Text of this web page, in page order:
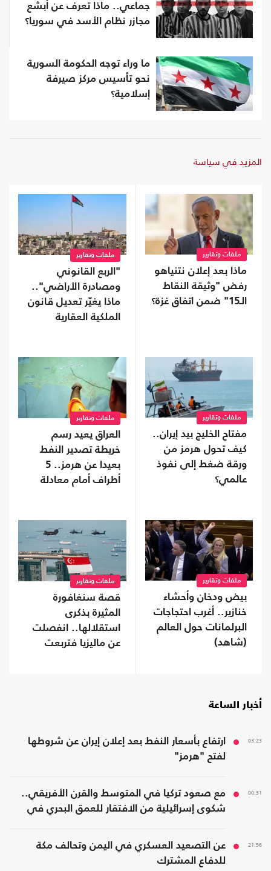
جماعي.. ماذا تعرف عن أبشع
مجازر نظام الأسد في سوريا؟
ما وراء توجه الحكومة السورية
نحو تأسيس مركز صيرفة
إسلامية؟
المزيد في سياسة
ملفات وتقارير
ماذا بعد إعلان نتنياهو
رفض "وثيقة النقاط
الـ15" ضمن اتفاق غزة؟
ملفات وتقارير
"الربع القانوني
ومصادرة الأراضي"..
ماذا يغيّر تعديل قانون
الملكية العقارية
ملفات وتقارير
مفتاح الخليج بيد إيران..
كيف تحول هرمز من
ورقة ضغط إلى نفوذ
عالمي؟
ملفات وتقارير
العراق يعيد رسم
خريطة تصدير النفط
بعيدا عن هرمز.. 5
أطراف أمام معادلة
ملفات وتقارير
بيض ودخان وأحشاء
خنازير.. أغرب احتجاجات
البرلمانات حول العالم
(شاهد)
ملفات وتقارير
قصة سنغافورة
المثيرة بذكرى
استقلالها.. انفصلت
عن ماليزيا فتربعت
أخبار الساعة
03:23
ارتفاع بأسعار النفط بعد إعلان إيران عن شروطها
لفتح "هرمز"
00:31
مع صعود تركيا في المتوسط والقرن الأفريقي..
شكوى إسرائيلية من الافتقار للعمق البحري في
21:56
عن التصعيد العسكري في اليمن وتحالف مكة
للدفاع المشترك